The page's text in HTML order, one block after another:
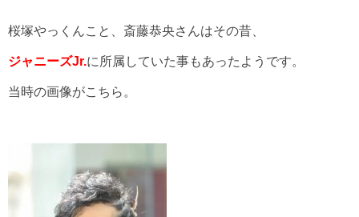
桜塚やっくんこと、斎藤恭央さんはその昔、
ジャニーズJr.に所属していた事もあったようです。
当時の画像がこちら。